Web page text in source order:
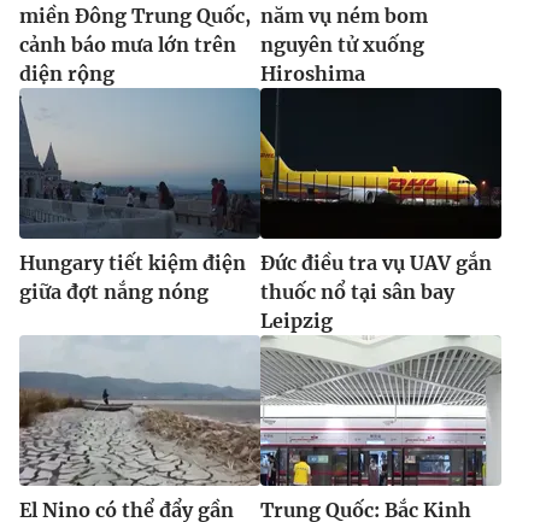
miền Đông Trung Quốc,
cảnh báo mưa lớn trên
diện rộng
năm vụ ném bom
nguyên tử xuống
Hiroshima
Hungary tiết kiệm điện
giữa đợt nắng nóng
Đức điều tra vụ UAV gắn
thuốc nổ tại sân bay
Leipzig
El Nino có thể đẩy gần
Trung Quốc: Bắc Kinh